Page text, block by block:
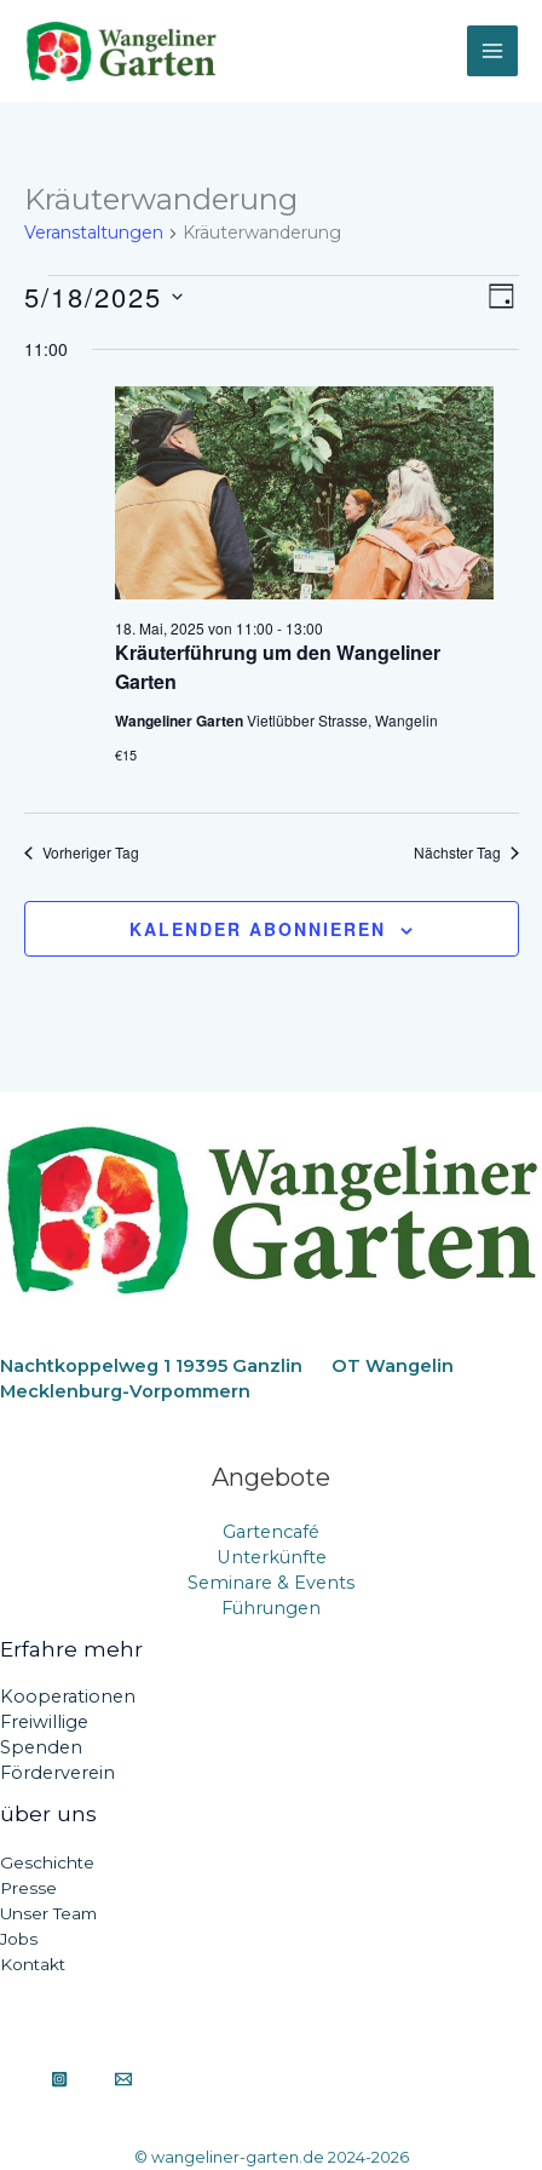
Inhalt
springen
Kräuterwanderung
Veranstaltungen Kräuterwanderung
Veranstaltungen
für
TAG
5/18/2025
wählen.
11:00
Kräuterführung um den Wangeliner
Garten
18. Mai, 2025 von 11:00 - 13:00
Wangeliner GartenVietlübber Strasse, Wangelin
€15
Vorheriger Tag Nächster Tag
KALENDER ABONNIEREN
Nachtkoppelweg 1 19395 Ganzlin OT Wangelin
Mecklenburg-Vorpommern
Angebote
Gartencafé
Unterkünfte
Seminare & Events
Führungen
Erfahre mehr
Kooperationen
Freiwillige
Spenden
Förderverein
über uns
Geschichte
Presse
Unser Team
Jobs
Kontakt
© wangeliner-garten.de 2024-2026